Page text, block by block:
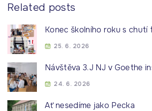
Related posts
Konec školního roku s
25. 6. 2026
Návštěva 3.J NJ v Goethe
24. 6. 2026
Ať nesedíme jako Pecka